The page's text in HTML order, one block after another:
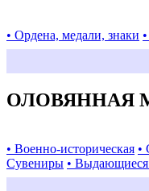
• Ордена, медали, знаки
ОЛОВЯННАЯ
• Военно-историческая •
Сувениры • Выдающиеся